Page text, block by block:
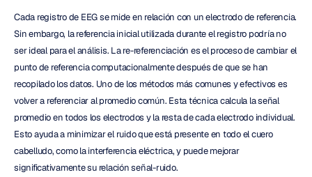
Cada registro de EEG se mide en relación con un electrodo de referencia.
Sin embargo, la referencia inicial utilizada durante el registro podría no
ser ideal para el análisis. La re-referenciación es el proceso de cambiar el
punto de referencia computacionalmente después de que se han
recopilado los datos. Uno de los métodos más comunes y efectivos es
volver a referenciar al promedio común. Esta técnica calcula la señal
promedio en todos los electrodos y la resta de cada electrodo individual.
Esto ayuda a minimizar el ruido que está presente en todo el cuero
cabelludo, como la interferencia eléctrica, y puede mejorar
significativamente su relación señal-ruido.